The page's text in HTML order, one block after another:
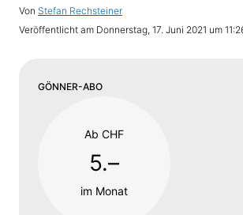
Von Stefan Rechsteiner
Veröffentlicht am Donnerstag, 17. Juni 2021 um
GÖNNER-ABO
Ab CHF
5.–
im Monat